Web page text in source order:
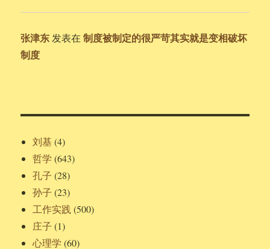
张津东 发表在制度被制定的很严苛其实就是变相破坏
制度
刘基 (4)
哲学 (643)
孔子 (28)
孙子 (23)
工作实践 (500)
庄子 (1)
心理学 (60)